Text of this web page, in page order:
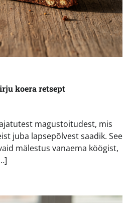
koera retsept
magustoitudest, mis
juba lapsepõlvest saadik. See
mälestus vanaema köögist,